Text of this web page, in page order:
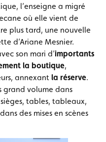
l’enseigne a migré
où elle vient de
plus tard, une nouvelle
d’Ariane Mesnier.
son mari d’importants
la boutique,
annexant la réserve.
grand volume dans
tables, tableaux,
des mises en scènes